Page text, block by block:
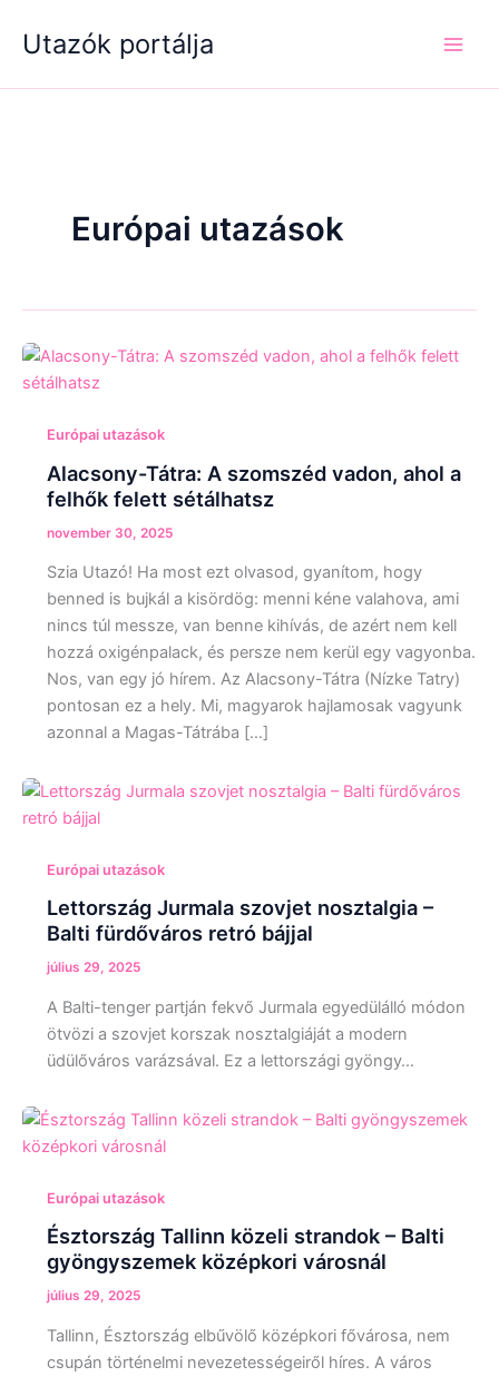
Utazók portálja
Európai utazások
Európai utazások
Alacsony-Tátra: A szomszéd vadon, ahol a
felhők felett sétálhatsz
november 30, 2025
Szia Utazó! Ha most ezt olvasod, gyanítom, hogy
benned is bujkál a kisördög: menni kéne valahova, ami
nincs túl messze, van benne kihívás, de azért nem kell
hozzá oxigénpalack, és persze nem kerül egy vagyonba.
Nos, van egy jó hírem. Az Alacsony-Tátra (Nízke Tatry)
pontosan ez a hely. Mi, magyarok hajlamosak vagyunk
azonnal a Magas-Tátrába […]
Európai utazások
Lettország Jurmala szovjet nosztalgia –
Balti fürdőváros retró bájjal
július 29, 2025
A Balti-tenger partján fekvő Jurmala egyedülálló módon
ötvözi a szovjet korszak nosztalgiáját a modern
üdülőváros varázsával. Ez a lettországi gyöngy…
Európai utazások
Észtország Tallinn közeli strandok – Balti
gyöngyszemek középkori városnál
július 29, 2025
Tallinn, Észtország elbűvölő középkori fővárosa, nem
csupán történelmi nevezetességeiről híres. A város